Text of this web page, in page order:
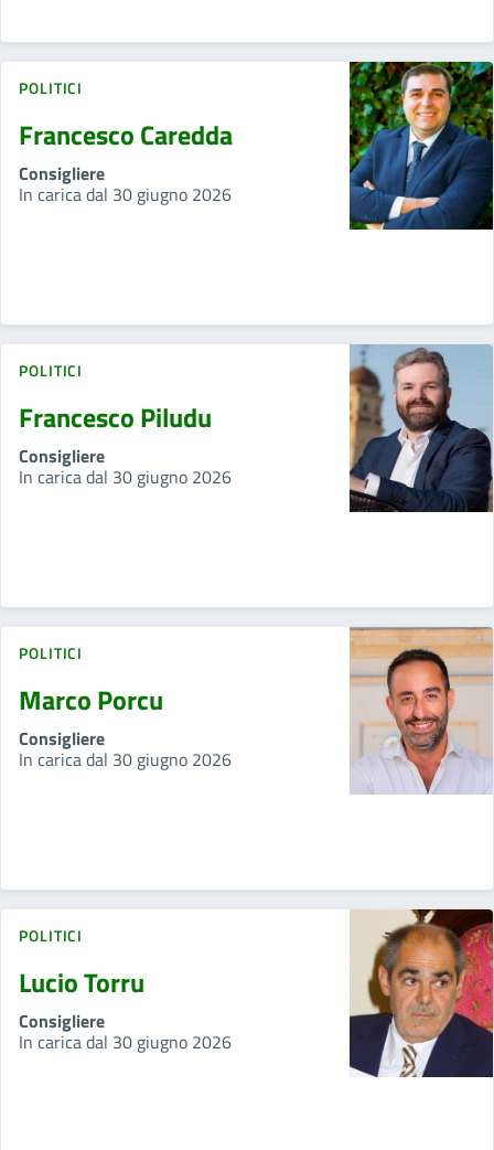
POLITICI
Francesco Caredda
Consigliere
In carica dal 30 giugno 2026
POLITICI
Francesco Piludu
Consigliere
In carica dal 30 giugno 2026
POLITICI
Marco Porcu
Consigliere
In carica dal 30 giugno 2026
POLITICI
Lucio Torru
Consigliere
In carica dal 30 giugno 2026